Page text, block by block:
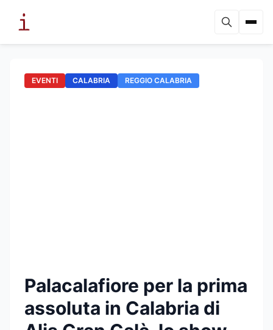
EVENTI CALABRIA REGGIO CALABRIA
Palacalafiore per la prima
assoluta in Calabria di